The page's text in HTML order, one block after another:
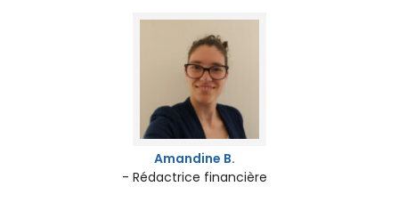
Amandine B.
- Rédactrice financière